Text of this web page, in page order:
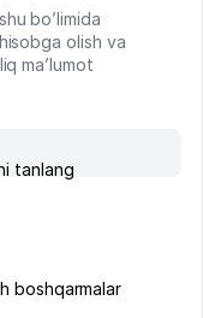
bo’limida
olish va
ma’lumot
tanlang
boshqarmalar